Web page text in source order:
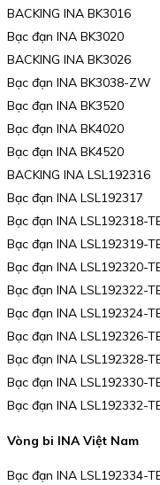
BACKING INA BK3016
Bạc đạn INA BK3020
BACKING INA BK3026
Bạc đạn INA BK3038-ZW
Bạc đạn INA BK3520
Bạc đạn INA BK4020
Bạc đạn INA BK4520
BACKING INA LSL192316
Bạc đạn INA LSL192317
Bạc đạn INA LSL192318-
Bạc đạn INA LSL192319-
Bạc đạn INA LSL192320-
Bạc đạn INA LSL192322-
Bạc đạn INA LSL192324-
Bạc đạn INA LSL192326-
Bạc đạn INA LSL192328-
Bạc đạn INA LSL192330-
Bạc đạn INA LSL192332-
Vòng bi INA Việt Nam
Bạc đạn INA LSL192334-